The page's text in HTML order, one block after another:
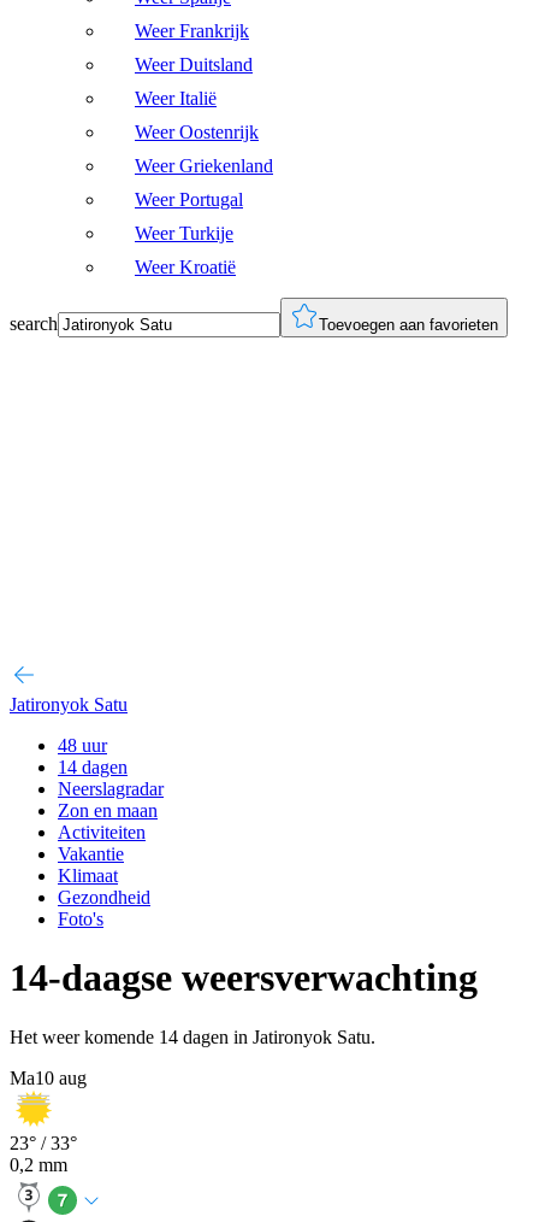
Weer Frankrijk
Weer Duitsland
Weer Italië
Weer Oostenrijk
Weer Griekenland
Weer Portugal
Weer Turkije
Weer Kroatië
search Toevoegen aan favorieten
Jatironyok Satu
48 uur
14 dagen
Neerslagradar
Zon en maan
Activiteiten
Vakantie
Klimaat
Gezondheid
Foto's
14-daagse weersverwachting
Het weer komende 14 dagen in Jatironyok Satu.
Ma10 aug
23° /33°
0,2 mm